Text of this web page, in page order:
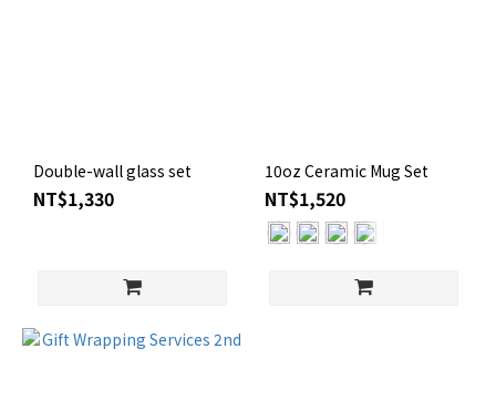
Double-wall glass set
NT$1,330
10oz Ceramic Mug Set
NT$1,520